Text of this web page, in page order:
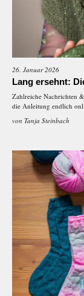
26. Januar 2026
Lang ersehnt:
Zahlreiche Nachrichten
die Anleitung endlich
von Tanja Steinbach